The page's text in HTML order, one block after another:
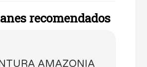
recomendados
AMAZONIA